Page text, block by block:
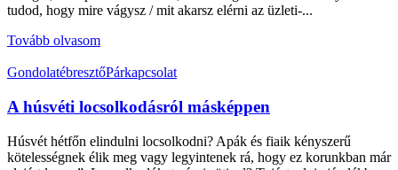
tudod, hogy mire vágysz / mit akarsz elérni az üzleti-...
Tovább olvasom
GondolatébresztőPárkapcsolat
A húsvéti locsolkodásról másképpen
Húsvét hétfőn elindulni locsolkodni? Apák és fiaik kényszerű
kötelességnek élik meg vagy legyintenek rá, hogy ez korunkban már